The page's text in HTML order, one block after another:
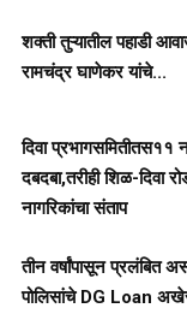
शक्ती तुऱ्यातील पहाडी
रामचंद्र घाणेकर यांचे...
दिवा प्रभागसमितीतस११
दबदबा,तरीही शिळ-दिवा
नागरिकांचा संताप
तीन वर्षांपासून प्रलंबित
पोलिसांचे DG Loan